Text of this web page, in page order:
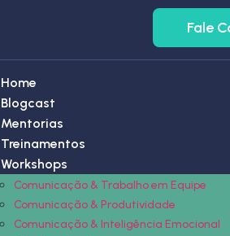
Fale
Home
Blogcast
Mentorias
Treinamentos
Workshops
Comunicação & Trabalho em Equipe
Comunicação & Produtividade
Comunicação & Inteligência Emocional